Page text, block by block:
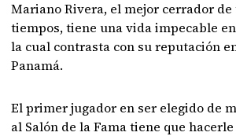
Mariano Rivera, el mejor cerrador de
tiempos, tiene una vida impecable
la cual contrasta con su reputación
Panamá.
El primer jugador en ser elegido de
al Salón de la Fama tiene que